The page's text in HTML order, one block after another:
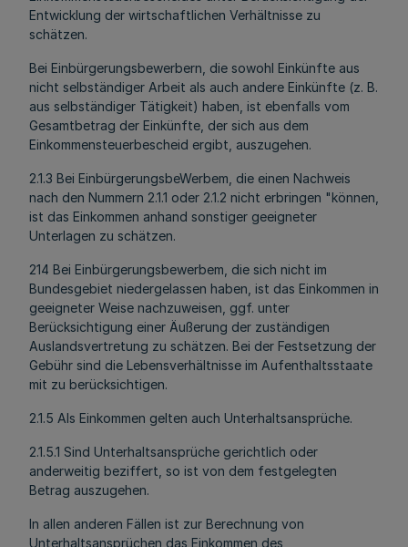
Entwicklung der wirtschaftlichen Verhältnisse zu
schätzen.
Bei Einbürgerungsbewerbern, die sowohl Einkünfte aus
nicht selbständiger Arbeit als auch andere Einkünfte (z. B.
aus selbständiger Tätigkeit) haben, ist ebenfalls vom
Gesamtbetrag der Einkünfte, der sich aus dem
Einkommensteuerbescheid ergibt, auszugehen.
2.1.3 Bei EinbürgerungsbeWerbem, die einen Nachweis
nach den Nummern 2.1.1 oder 2.1.2 nicht erbringen "können,
ist das Einkommen anhand sonstiger geeigneter
Unterlagen zu schätzen.
214 Bei Einbürgerungsbewerbem, die sich nicht im
Bundesgebiet niedergelassen haben, ist das Einkommen in
geeigneter Weise nachzuweisen, ggf. unter
Berücksichtigung einer Äußerung der zuständigen
Auslandsvertretung zu schätzen. Bei der Festsetzung der
Gebühr sind die Lebensverhältnisse im Aufenthaltsstaate
mit zu berücksichtigen.
2.1.5 Als Einkommen gelten auch Unterhaltsansprüche.
2.1.5.1 Sind Unterhaltsansprüche gerichtlich oder
anderweitig beziffert, so ist von dem festgelegten
Betrag auszugehen.
In allen anderen Fällen ist zur Berechnung von
Unterhaltsansprüchen das Einkommen des